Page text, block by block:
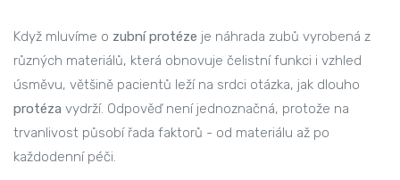
Když mluvíme o zubní protéze je náhrada zubů vyrobená z
různých materiálů, která obnovuje čelistní funkci i vzhled
úsměvu, většině pacientů leží na srdci otázka, jak dlouho
protéza vydrží. Odpověď není jednoznačná, protože na
trvanlivost působí řada faktorů - od materiálu až po
každodenní péči.